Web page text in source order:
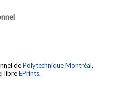
dePolytechnique Montréal.
libreEPrints.